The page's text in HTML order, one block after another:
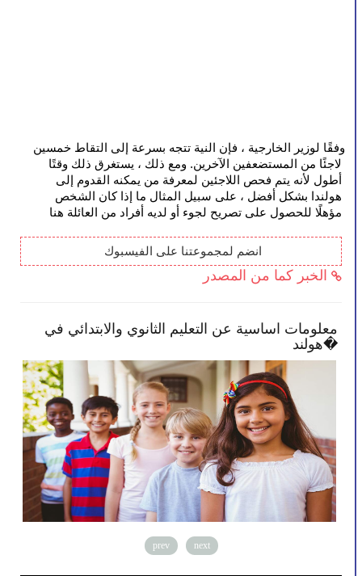
مؤهلًا للحصول على تصريح لجوء أو لديه أفراد من العائلة هنا
انضم لمجموعتنا على الفيسبوك
الخبر كما من المصدر
معلومات اساسية عن التعليم الثانوي والابتدائي في
هولند�
prev next